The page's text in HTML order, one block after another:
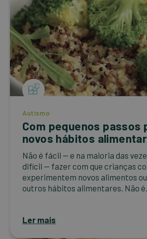
Autismo
Com pequenos passos
novos hábitos
Não é fácil — e na maioria das
difícil — fazer com que crianças
experimentem novos alimentos
outros hábitos alimentares. Não é...
Ler mais